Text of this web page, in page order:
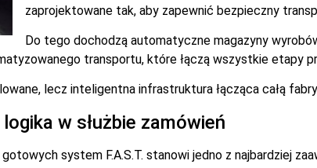
zaprojektowane tak, aby zapewnić bezpieczny
Do tego dochodzą automatyczne magazyny
transportu, które łączą wszystkie etapy
lecz inteligentna infrastruktura łącząca całą
w służbie zamówień
system F.A.S.T. stanowi jedno z najbardziej